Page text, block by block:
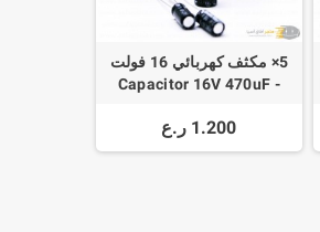
5× مكثف كهربائي 16 فولت
Capacitor 16V 470uF -
1.200 ر.ع